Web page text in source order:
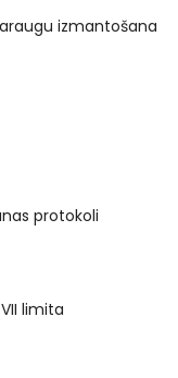
izmantošana
protokoli
limita